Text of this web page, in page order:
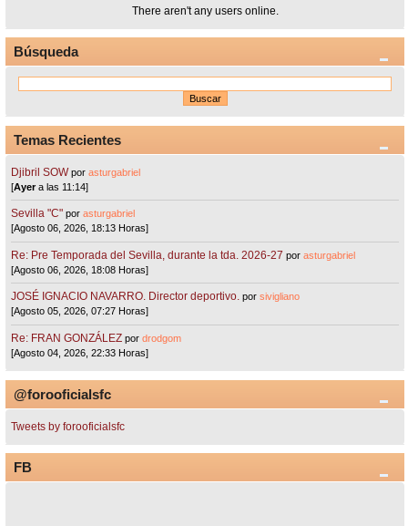
There aren't any users online.
Búsqueda
Temas Recientes
Djibril SOW porasturgabriel
[Ayera las 11:14]
Sevilla "C"porasturgabriel
[Agosto 06, 2026, 18:13 Horas]
Re: Pre Temporada del Sevilla, durante la tda. 2026-27 porasturgabriel
[Agosto 06, 2026, 18:08 Horas]
JOSÉ IGNACIO NAVARRO. Director deportivo. porsivigliano
[Agosto 05, 2026, 07:27 Horas]
Re: FRAN GONZÁLEZ pordrodgom
[Agosto 04, 2026, 22:33 Horas]
@forooficialsfc
Tweets by forooficialsfc
FB